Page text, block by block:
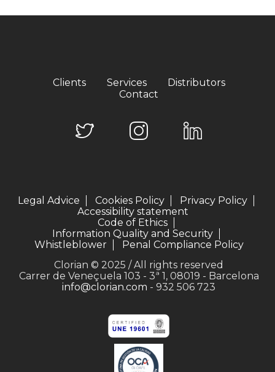
Clients Services
Distributors
Contact
Legal Advice Cookies Policy
Privacy Policy
Accessibility statement
Code of Ethics
Information Quality and Security
Whistleblower
Penal Compliance Policy
Clorian © 2025 / All rights reserved
Carrer de Veneçuela 103 - 3ª 1, 08019 - Barcelona
info@clorian.com - 932 506 723